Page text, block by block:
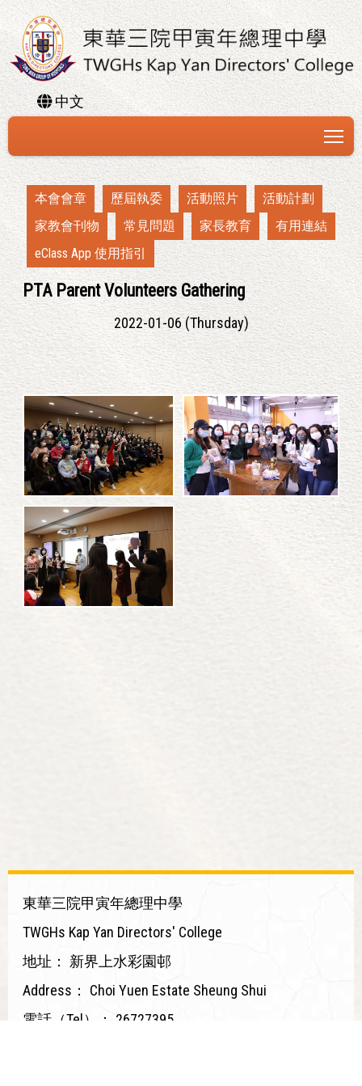
中文
本會會章 歷屆執委 活動照片
活動計劃
家教會刊物
常見問題 家長教育
有用連結
eClass App 使用指引
PTA Parent Volunteers Gathering
2022-01-06 (Thursday)
東華三院甲寅年總理中學
TWGHs Kap Yan Directors' College
地址：
新界上水彩園邨
Address：
Choi Yuen Estate Sheung Shui
電話（Tel）：
26727395